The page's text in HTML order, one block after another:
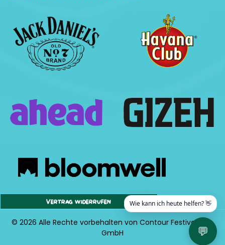
Vertrag widerrufen
© 2026 Alle Rechte vorbehalten von Contour Festival Org.
GmbH
💬
Wie kann ich heute helfen? 👋